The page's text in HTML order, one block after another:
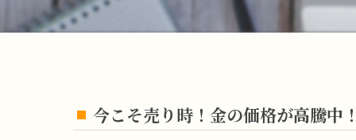
今こそ売り時！金の価格が高騰中